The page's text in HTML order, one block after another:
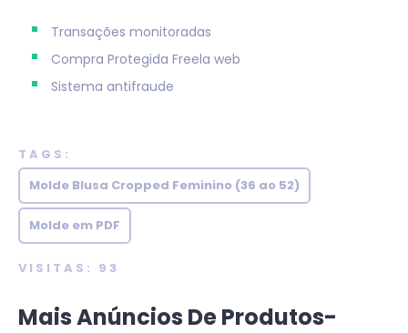
Transações monitoradas
Compra Protegida Freela web
Sistema antifraude
TAGS:
Molde Blusa Cropped Feminino (36 ao 52)
Molde em PDF
VISITAS: 93
Mais Anúncios De Produtos-